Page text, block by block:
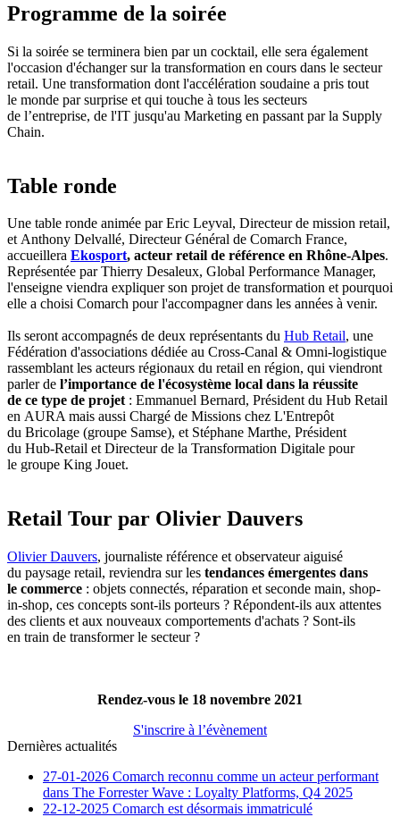
Programme de la soirée
Si la soirée se terminera bien par un cocktail, elle sera également
l'occasion d'échanger sur la transformation en cours dans le secteur
retail. Une transformation dont l'accélération soudaine a pris tout
le monde par surprise et qui touche à tous les secteurs
de l’entreprise, de l'IT jusqu'au Marketing en passant par la Supply
Chain.
Table ronde
Une table ronde animée par Eric Leyval, Directeur de mission retail,
et Anthony Delvallé, Directeur Général de Comarch France,
accueillera Ekosport, acteur retail de référence en Rhône-Alpes.
Représentée par Thierry Desaleux, Global Performance Manager,
l'enseigne viendra expliquer son projet de transformation et pourquoi
elle a choisi Comarch pour l'accompagner dans les années à venir.
Ils seront accompagnés de deux représentants du Hub Retail, une
Fédération d'associations dédiée au Cross-Canal & Omni-logistique
rassemblant les acteurs régionaux du retail en région, qui viendront
parler de l’importance de l'écosystème local dans la réussite
de ce type de projet: Emmanuel Bernard, Président du Hub Retail
en AURA mais aussi Chargé de Missions chez L'Entrepôt
du Bricolage (groupe Samse), et Stéphane Marthe, Président
du Hub-Retail et Directeur de la Transformation Digitale pour
le groupe King Jouet.
Retail Tour par Olivier Dauvers
Olivier Dauvers, journaliste référence et observateur aiguisé
du paysage retail, reviendra sur les tendances émergentes dans
le commerce : objets connectés, réparation et seconde main, shop-
in-shop, ces concepts sont-ils porteurs ? Répondent-ils aux attentes
des clients et aux nouveaux comportements d'achats ? Sont-ils
en train de transformer le secteur ?
Rendez-vous le 18 novembre 2021
S'inscrire à l’évènement
Dernières actualités
27-01-2026 Comarch reconnu comme un acteur performant
dans The Forrester Wave : Loyalty Platforms, Q4 2025
22-12-2025 Comarch est désormais immatriculé